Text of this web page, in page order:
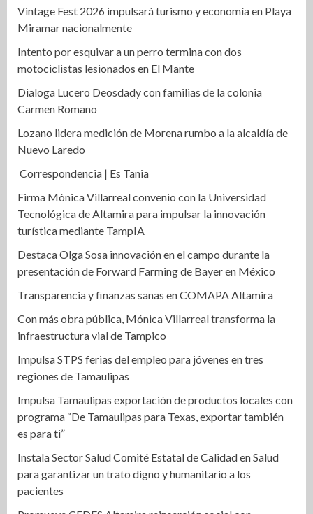
Vintage Fest 2026 impulsará turismo y economía en Playa
Miramar nacionalmente
Intento por esquivar a un perro termina con dos
motociclistas lesionados en El Mante
Dialoga Lucero Deosdady con familias de la colonia
Carmen Romano
Lozano lidera medición de Morena rumbo a la alcaldía de
Nuevo Laredo
Correspondencia | Es Tania
Firma Mónica Villarreal convenio con la Universidad
Tecnológica de Altamira para impulsar la innovación
turística mediante TampIA
Destaca Olga Sosa innovación en el campo durante la
presentación de Forward Farming de Bayer en México
Transparencia y finanzas sanas en COMAPA Altamira
Con más obra pública, Mónica Villarreal transforma la
infraestructura vial de Tampico
Impulsa STPS ferias del empleo para jóvenes en tres
regiones de Tamaulipas
Impulsa Tamaulipas exportación de productos locales con
programa “De Tamaulipas para Texas, exportar también
es para ti”
Instala Sector Salud Comité Estatal de Calidad en Salud
para garantizar un trato digno y humanitario a los
pacientes